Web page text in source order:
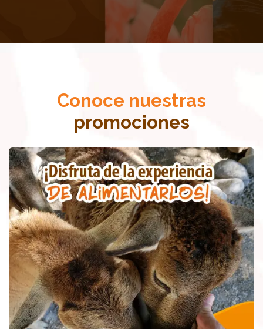
Conoce nuestras
promociones